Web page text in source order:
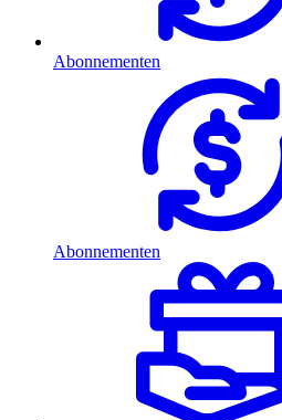
Abonnementen
Abonnementen